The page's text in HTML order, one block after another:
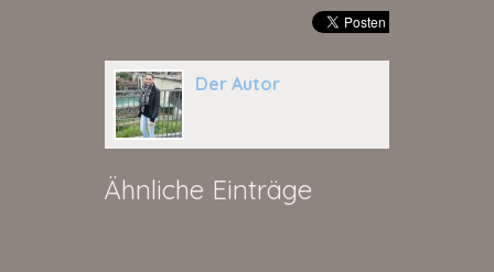
Der Autor
Ähnliche Einträge